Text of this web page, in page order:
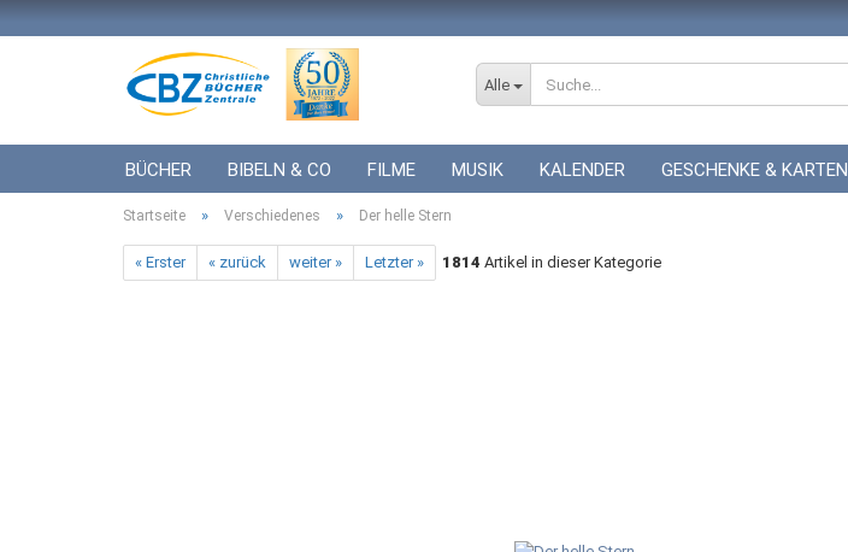
Alle
BÜCHER BIBELN & CO FILME MUSIK KALENDER GESCHENKE & KARTEN
ICF BÜCHER VERSCHIEDENES GESCHENKE ZUR HOCHZEIT
Startseite » Verschiedenes » Der helle Stern
« Erster « zurück weiter » Letzter » 1814 Artikel in dieser Kategorie